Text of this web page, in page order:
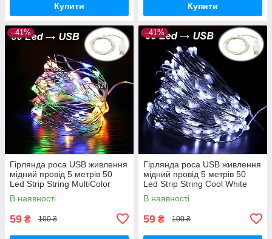
Купити Купити
–41%
Гірлянда роса USB живлення
мідний провід 5 метрів 50
Led Strip String MultiColor
В наявності
59 ₴ 100 ₴
–41%
Гірлянда роса USB живлення
мідний провід 5 метрів 50
Led Strip String Cool White
В наявності
59 ₴ 100 ₴